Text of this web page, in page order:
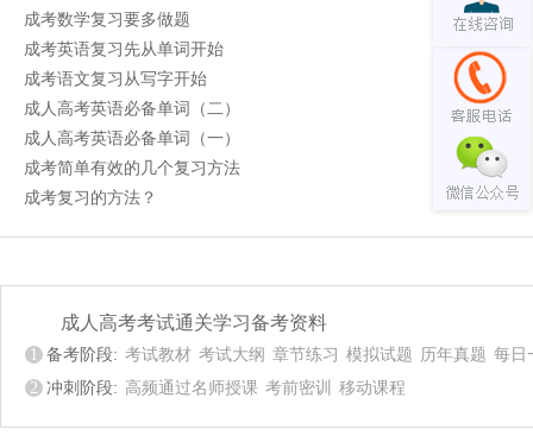
成考数学复习要多做题
成考英语复习先从单词开始
成考语文复习从写字开始
成人高考英语必备单词（二）
成人高考英语必备单词（一）
成考简单有效的几个复习方法
成考复习的方法？
成人高考考试通关学习备考资料
1 备考阶段: 考试教材 考试大纲 章节练习 模拟试题 历年真题 每日
2 冲刺阶段: 高频通过名师授课 考前密训 移动课程